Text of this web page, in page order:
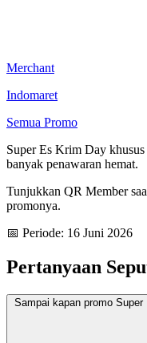
Merchant
Indomaret
Semua Promo
Super Es Krim Day
banyak penawaran hemat.
Tunjukkan QR Member
promonya.
📅 Periode: 16 Juni 2026
Pertanyaan
Sampai kapan promo